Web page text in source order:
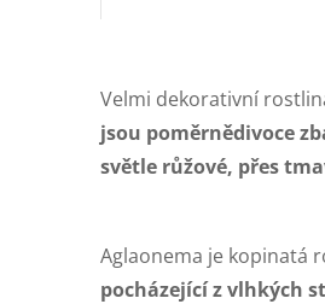
Velmi dekorativní
jsou poměrnědivoce
světle růžové, přes
Aglaonema je kopinatá
pocházející z vlhkých